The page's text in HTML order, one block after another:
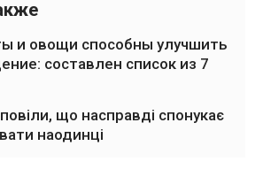
и овощи способны улучшить
составлен список из 7
що насправді спонукає
наодинці